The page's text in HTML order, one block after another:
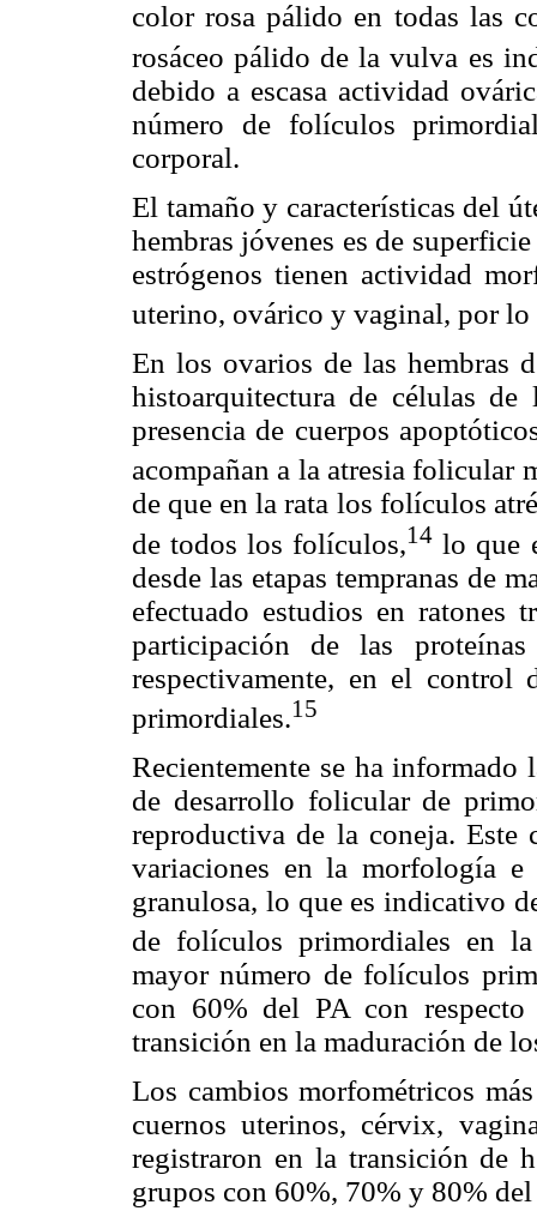
color rosa pálido en todas las
rosáceo pálido de la vulva es
debido a escasa actividad
número de folículos
corporal.
El tamaño y características del
hembras jóvenes es de
estrógenos tienen actividad
uterino, ovárico y vaginal, por lo
En los ovarios de las hembras
histoarquitectura de células
presencia de cuerpos
acompañan a la atresia folicular
de que en la rata los folículos
de todos los folículos,14 lo que
desde las etapas tempranas de
efectuado estudios en ratones
participación de las
respectivamente, en el
primordiales.15
Recientemente se ha
de desarrollo folicular de
reproductiva de la coneja. Este
variaciones en la morfología
granulosa, lo que es indicativo
de folículos primordiales en
mayor número de folículos
con 60% del PA con
transición en la maduración de
Los cambios morfométricos
cuernos uterinos, cérvix,
registraron en la transición de
grupos con 60%, 70% y 80%